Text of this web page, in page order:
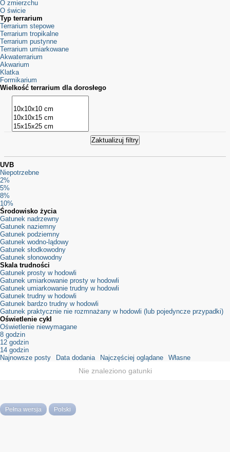
O zmierzchu
O świcie
Typ terrarium
Terrarium stepowe
Terrarium tropikalne
Terrarium pustynne
Terrarium umiarkowane
Akwaterrarium
Akwarium
Klatka
Formikarium
Wielkość terrarium dla dorosłego
UVB
Niepotrzebne
2%
5%
8%
10%
Środowisko życia
Gatunek nadrzewny
Gatunek naziemny
Gatunek podziemny
Gatunek wodno-lądowy
Gatunek słodkowodny
Gatunek słonowodny
Skala trudności
Gatunek prosty w hodowli
Gatunek umiarkowanie prosty w hodowli
Gatunek umiarkowanie trudny w hodowli
Gatunek trudny w hodowli
Gatunek bardzo trudny w hodowli
Gatunek praktycznie nie rozmnażany w hodowli (lub pojedyncze przypadki)
Oświetlenie cykl
Oświetlenie niewymagane
8 godzin
12 godzin
14 godzin
Najnowsze posty
Data dodania Najczęściej oglądane Własne
Nie znaleziono gatunki
Pełna wersja Polski